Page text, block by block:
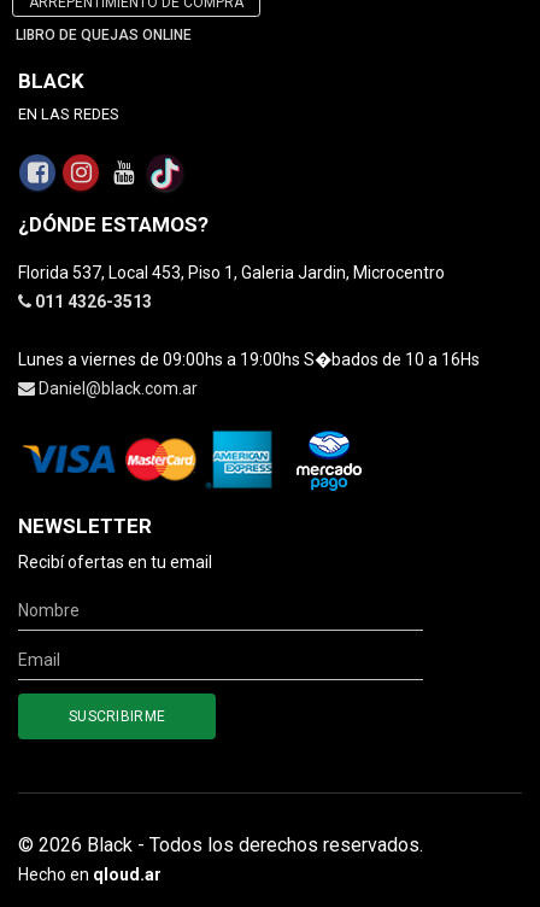
LIBRO DE QUEJAS ONLINE
BLACK
EN LAS REDES
¿DÓNDE ESTAMOS?
Florida 537, Local 453, Piso 1, Galeria Jardin, Microcentro
011 4326-3513
Lunes a viernes de 09:00hs a 19:00hs S�bados de 10 a 16Hs
Daniel@black.com.ar
NEWSLETTER
Recibí ofertas en tu email
© 2026 Black - Todos los derechos reservados.
Hecho en qloud.ar